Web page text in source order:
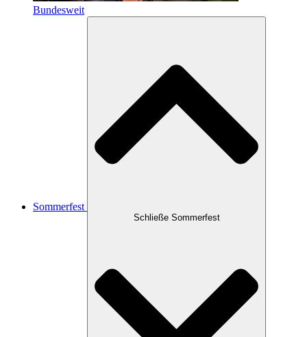
Bundesweit
Sommerfest
Schließe Sommerfest